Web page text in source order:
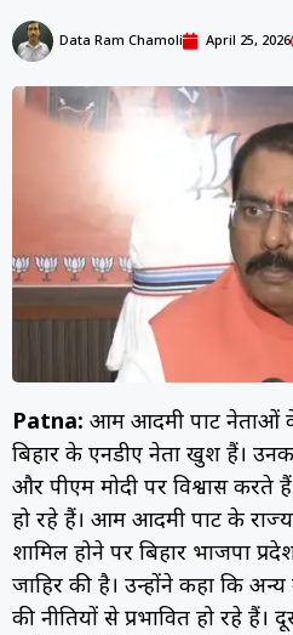
Data Ram Chamoli April 25, 2026
Patna: आम आदमी पार्टी नेताओं
बिहार के एनडीए नेता खुश हैं।
और पीएम मोदी पर विश्वास करते
हो रहे हैं। आम आदमी पार्टी के
शामिल होने पर बिहार भाजपा
जाहिर की है। उन्होंने कहा कि
की नीतियों से प्रभावित हो रहे